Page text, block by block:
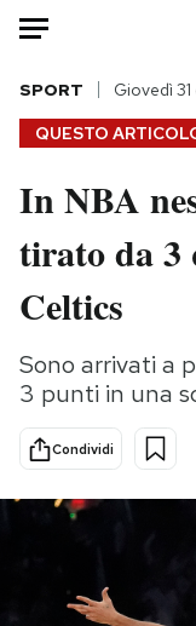
HOME
Italia
Politica
Tecnologia
Scienza
Economia
PODCAST
QUESTO
SPORT Giovedì
In NBA
tirato da 3
Celtics
Sono arrivati a
3 punti in una
Condividi